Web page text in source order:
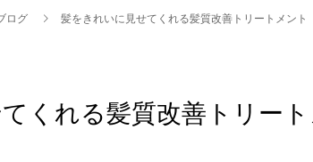
ログ 髪をきれいに見せてくれる髪質改善トリートメント
くれる髪質改善トリー